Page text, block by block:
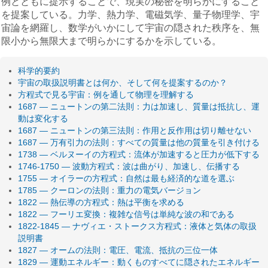
を提案している。力学、熱力学、電磁気学、量子物理学、宇
宙論を網羅し、数学がいかにして宇宙の隠された秩序を、無
限小から無限大まで明らかにするかを示している。
科学的要約
宇宙の取扱説明書とは何か、そして何を提案するのか？
方程式で見る宇宙：例を通して物理を理解する
1687 — ニュートンの第二法則：力は加速し、質量は抵抗し、運
動は変化する
1687 — ニュートンの第三法則：作用と反作用は切り離せない
1687 — 万有引力の法則：すべての質量は他の質量を引き付ける
1738 — ベルヌーイの方程式：流体が加速すると圧力が低下する
1746-1750 — 波動方程式：波は曲がり、加速し、伝播する
1755 — オイラーの方程式：自然は最も経済的な道を選ぶ
1785 — クーロンの法則：重力の電気バージョン
1822 — 熱伝導の方程式：熱は平衡を求める
1822 — フーリエ変換：複雑な信号は単純な波の和である
1822-1845 — ナヴィエ・ストークス方程式：液体と気体の取扱
説明書
1827 — オームの法則：電圧、電流、抵抗の三位一体
1829 — 運動エネルギー：動くものすべてに隠されたエネルギー